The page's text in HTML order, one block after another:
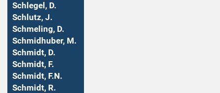
Schlegel, D.
Schlutz, J.
Schmeling, D.
Schmidhuber, M.
Schmidt, D.
Schmidt, F.
Schmidt, F.N.
Schmidt, R.